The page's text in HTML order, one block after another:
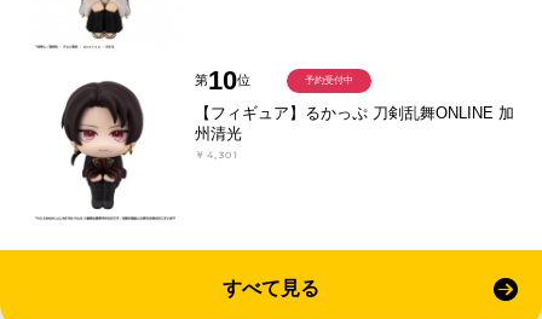
第10位
【フィギュア】るかっぷ 刀剣乱舞ONLINE 加
州清光
￥4,301
予約受付中
すべて見る